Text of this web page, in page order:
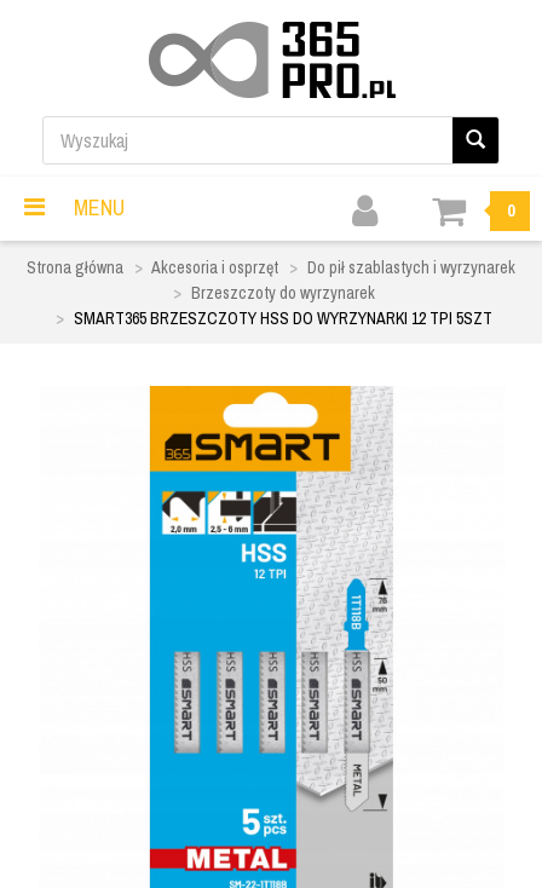
MENU 0
Strona główna Akcesoria i osprzęt
Do pił szablastych i wyrzynarek
Brzeszczoty do wyrzynarek
SMART365 BRZESZCZOTY HSS DO WYRZYNARKI 12 TPI 5SZT